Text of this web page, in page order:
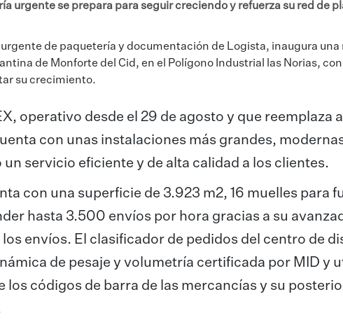
urgente se prepara para seguir creciendo y refuerza su red de
de paquetería y documentación de Logista, inaugura
de Monforte del Cid, en el Polígono Industrial las Norias,
su crecimiento.
operativo desde el 29 de agosto y que reemplaza
con unas instalaciones más grandes,
servicio eficiente y de alta calidad a los clientes.
con una superficie de 3.923 m2, 16 muelles para
hasta 3.500 envíos por hora gracias a su
envíos. El clasificador de pedidos del centro de
de pesaje y volumetría certificada por MID y
los códigos de barra de las mercancías y su